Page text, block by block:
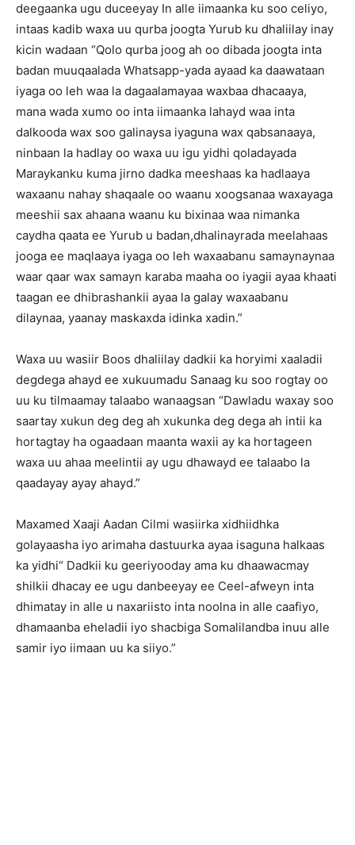
deegaanka ugu duceeyay In alle iimaanka ku soo celiyo,
intaas kadib waxa uu qurba joogta Yurub ku dhaliilay inay
kicin wadaan “Qolo qurba joog ah oo dibada joogta inta
badan muuqaalada Whatsapp-yada ayaad ka daawataan
iyaga oo leh waa la dagaalamayaa waxbaa dhacaaya,
mana wada xumo oo inta iimaanka lahayd waa inta
dalkooda wax soo galinaysa iyaguna wax qabsanaaya,
ninbaan la hadlay oo waxa uu igu yidhi qoladayada
Maraykanku kuma jirno dadka meeshaas ka hadlaaya
waxaanu nahay shaqaale oo waanu xoogsanaa waxayaga
meeshii sax ahaana waanu ku bixinaa waa nimanka
caydha qaata ee Yurub u badan,dhalinayrada meelahaas
jooga ee maqlaaya iyaga oo leh waxaabanu samaynaynaa
waar qaar wax samayn karaba maaha oo iyagii ayaa khaati
taagan ee dhibrashankii ayaa la galay waxaabanu
dilaynaa, yaanay maskaxda idinka xadin.”
Waxa uu wasiir Boos dhaliilay dadkii ka horyimi xaaladii
degdega ahayd ee xukuumadu Sanaag ku soo rogtay oo
uu ku tilmaamay talaabo wanaagsan “Dawladu waxay soo
saartay xukun deg deg ah xukunka deg dega ah intii ka
hortagtay ha ogaadaan maanta waxii ay ka hortageen
waxa uu ahaa meelintii ay ugu dhawayd ee talaabo la
qaadayay ayay ahayd.”
Maxamed Xaaji Aadan Cilmi wasiirka xidhiidhka
golayaasha iyo arimaha dastuurka ayaa isaguna halkaas
ka yidhi“ Dadkii ku geeriyooday ama ku dhaawacmay
shilkii dhacay ee ugu danbeeyay ee Ceel-afweyn inta
dhimatay in alle u naxariisto inta noolna in alle caafiyo,
dhamaanba eheladii iyo shacbiga Somalilandba inuu alle
samir iyo iimaan uu ka siiyo.”